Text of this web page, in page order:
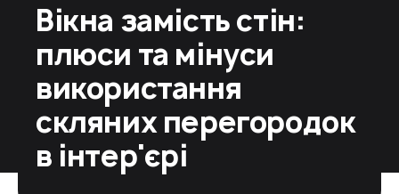
Вікна замість стін:
плюси та мінуси
використання
скляних перегородок
в інтер'єрі